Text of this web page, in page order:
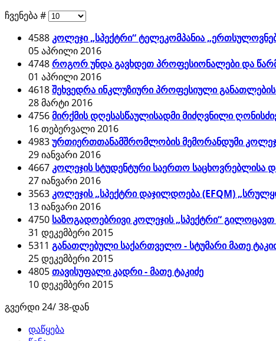
ჩვენება #
4588კოლეჯი „სპექტრი“ ტელეკომპანია
05 აპრილი 2016
4748როგორ უნდა გავხდეთ პროფესიონალები და
01 აპრილი 2016
4618შეხვედრა ინკლუზიური პროფესიული
28 მარტი 2016
4756მირქმის დღესასწაულისადმი მიძღვნილი
16 თებერვალი 2016
4983ურთიერთთანამშრომლობის მემორანდუმი კოლეჯ
29 იანვარი 2016
4667კოლეჯის სტუდენტური საერთო საცხოვრებლისა
27 იანვარი 2016
3563კოლეჯის „სპექტრი დაჯილდოება (EFQM)
13 იანვარი 2016
4750 საზოგადოებრივი კოლეჯის „სპექტრი“
31 დეკემბერი 2015
5311 განათლებული საქართველო - სტუმარი მათე
25 დეკემბერი 2015
4805თავისუფალი კადრი - მათე ტაკიძე
10 დეკემბერი 2015
გვერდი 24/ 38-დან
დაწყება